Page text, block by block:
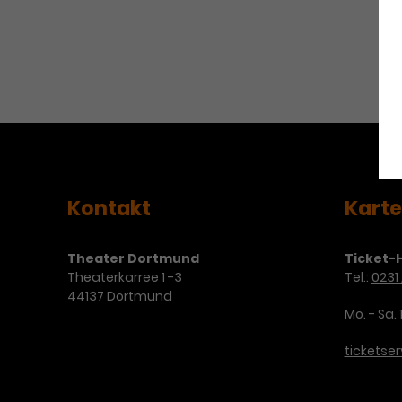
Kontakt
Theater Dortmund
Theaterkarree 1 -3
44137 Dortmund
Ticket-
Tel.:
Mo. - Sa.